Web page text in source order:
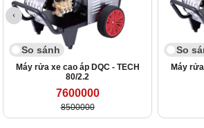
So sánh
Máy rửa xe cao áp DQC - TECH
80/2.2
7600000
8500000
So
Máy